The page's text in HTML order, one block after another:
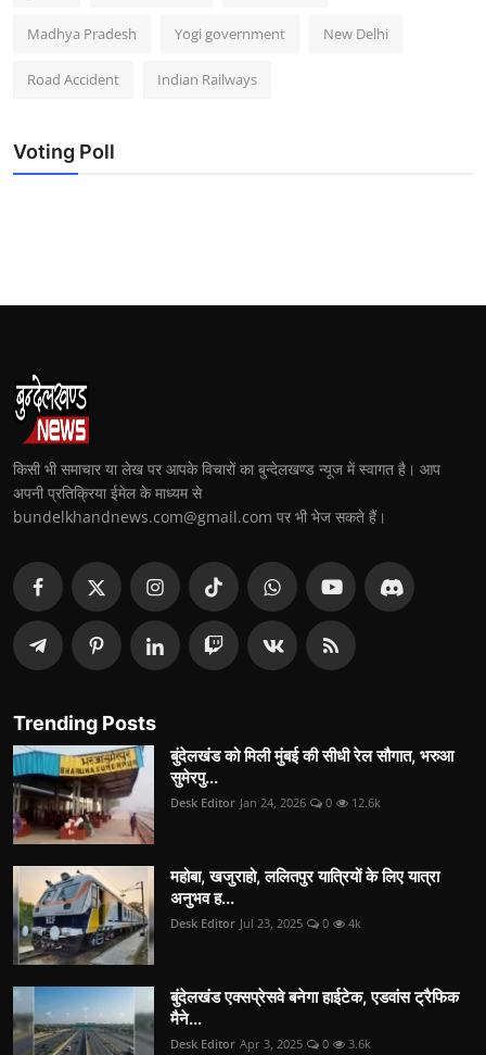
Madhya Pradesh Yogi government New Delhi
Road Accident Indian Railways
Voting Poll
किसी भी समाचार या लेख पर आपके विचारों का बुन्देलखण्ड न्यूज में स्वागत है। आप
अपनी प्रतिक्रिया ईमेल के माध्यम से
bundelkhandnews.com@gmail.com पर भी भेज सकते हैं।
Trending Posts
बुंदेलखंड को मिली मुंबई की सीधी रेल सौगात, भरुआ
सुमेरपु...
Desk Editor Jan 24, 2026 0 12.6k
महोबा, खजुराहो, ललितपुर यात्रियों के लिए यात्रा
अनुभव ह...
Desk Editor Jul 23, 2025 0 4k
बुंदेलखंड एक्सप्रेसवे बनेगा हाईटेक, एडवांस ट्रैफिक
मैने...
Desk Editor Apr 3, 2025 0 3.6k